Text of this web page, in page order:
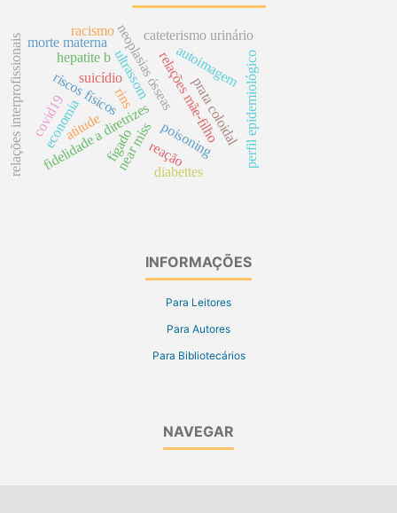
hepatite b neoplasias ósseas
poisoning
ultrassom
cateterismo urinário
near miss
fidelidade a diretrizesrelações mãe-filho
riscos físicos
autoimagem
morte materna
perfil epidemiológico
relações interprofissionais economia
suicídio
reação
prata coloidal
diabettes
fígado
rins
racismo
atitude
covid19
INFORMAÇÕES
Para Leitores
Para Autores
Para Bibliotecários
NAVEGAR